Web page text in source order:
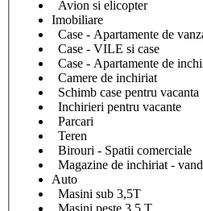
Avion si elicopter
Imobiliare
Case - Apartamente de
Case - VILE si case
Case - Apartamente de
Camere de inchiriat
Schimb case pentru vacanta
Inchirieri pentru vacante
Parcari
Teren
Birouri - Spatii comerciale
Magazine de inchiriat -
Auto
Masini sub 3,5T